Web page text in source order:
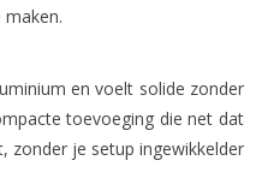
en voelt solide zonder
toevoeging die net dat
zonder je setup ingewikkelder